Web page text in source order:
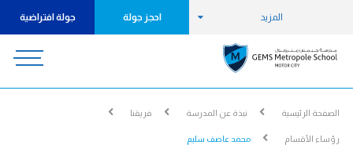
المزيد احجز جولة جولة افتراضية
الصفحة الرئيسية نبذة عن المدرسة فريقنا
رؤساء الأقسام محمد عاصف سليم